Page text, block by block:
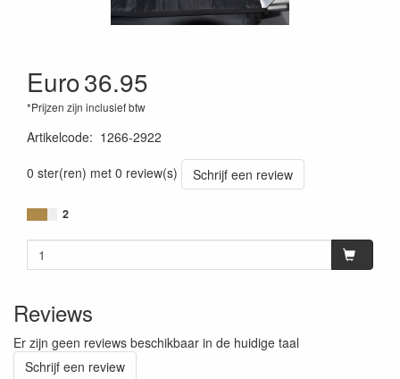
Euro36.95
*Prijzen zijn inclusief btw
Artikelcode: 1266-2922
0 ster(ren) met 0 review(s)
Schrijf een review
2
Reviews
Er zijn geen reviews beschikbaar in de huidige taal
Schrijf een review